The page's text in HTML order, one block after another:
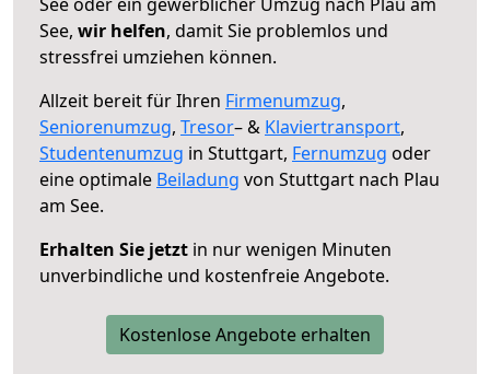
See, wir helfen, damit Sie problemlos und
stressfrei umziehen können.
Allzeit bereit für Ihren Firmenumzug,
Seniorenumzug, Tresor– & Klaviertransport,
Studentenumzug in Stuttgart, Fernumzug oder
eine optimale Beiladung von Stuttgart nach Plau
am See.
Erhalten Sie jetzt in nur wenigen Minuten
unverbindliche und kostenfreie Angebote.
Kostenlose Angebote erhalten